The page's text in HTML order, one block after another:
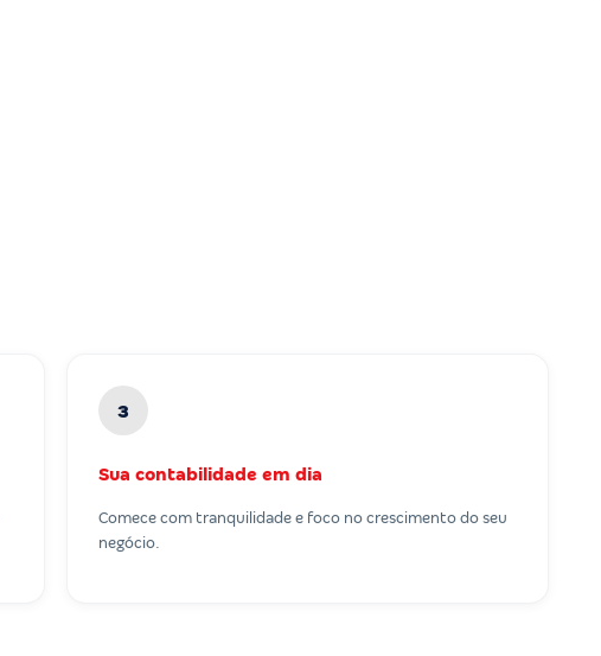
3
Sua contabilidade em dia
Comece com tranquilidade e foco no crescimento do seu
negócio.